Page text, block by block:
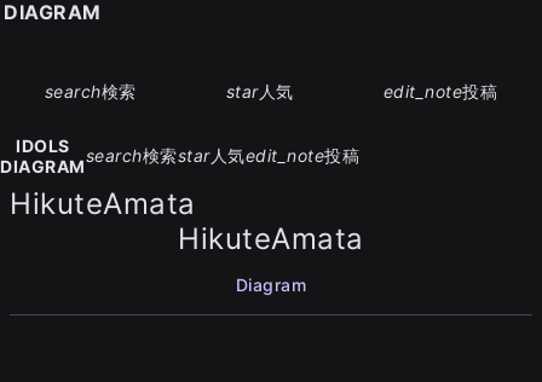
search検索 star人気 edit_note投稿
IDOLS
DIAGRAM
search検索star人気edit_note投稿
HikuteAmata
HikuteAmata
Diagram